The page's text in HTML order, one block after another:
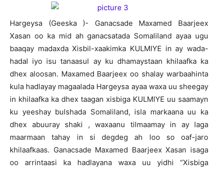
Hargeysa (Geeska )- Ganacsade Maxamed Baarjeex
Xasan oo ka mid ah ganacsatada Somaliland ayaa ugu
baaqay madaxda Xisbil-xaakimka KULMIYE in ay wada-
hadal iyo isu tanaasul ay ku dhamaystaan khilaafka ka
dhex aloosan. Maxamed Baarjeex oo shalay warbaahinta
kula hadlayay magaalada Hargeysa ayaa waxa uu sheegay
in khilaafka ka dhex taagan xisbiga KULMIYE uu saamayn
ku yeeshay bulshada Somaliland, isla markaana uu ka
dhex abuuray shaki , waxaanu tilmaamay in ay laga
maarmaan tahay in si degdeg ah loo so oaf-jaro
khilaafkaas. Ganacsade Maxamed Baarjeex Xasan isaga
oo arrintaasi ka hadlayana waxa uu yidhi “Xisbiga